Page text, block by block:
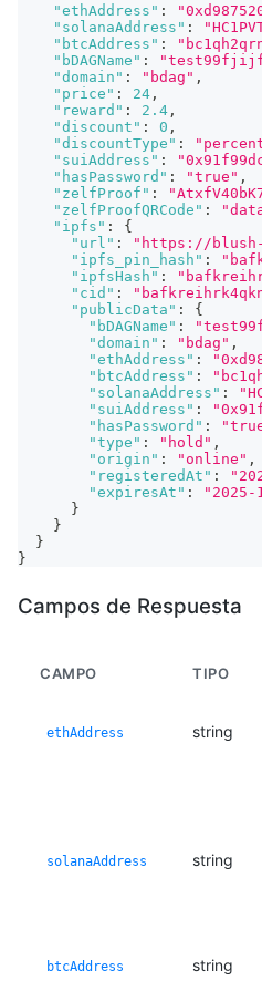
"ethAddress" :
"solanaAddress" :
"btcAddress" :
"bDAGName" :
"domain" : "bdag" ,
"price" : 24 ,
"reward" : 2.4 ,
"discount" : 0 ,
"discountType" :
"suiAddress" :
"hasPassword" : "true" ,
"zelfProof" :
"zelfProofQRCode" :
"ipfs" :
{
"url" :
"https://blush-
"ipfs_pin_hash" :
"ipfsHash" :
"cid" :
"publicData" :
{
"bDAGName" :
"domain" : "bdag" ,
"ethAddress" :
"btcAddress" :
"solanaAddress" :
"suiAddress" :
"hasPassword" :
"type" : "hold" ,
"origin" : "online" ,
"registeredAt" :
"expiresAt" :
"2025-
}
}
}
}
Campos de Respuesta
CAMPO TIPO
ethAddress string
solanaAddress string
btcAddress string